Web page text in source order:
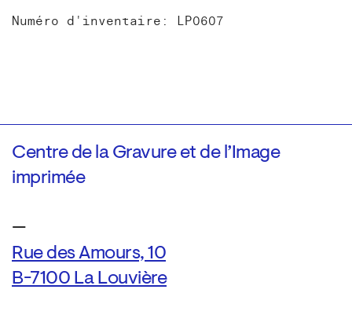
Numéro d'inventaire: LP0607
Centre de la Gravure et de l’Image
imprimée
—
Rue des Amours, 10
B-7100 La Louvière